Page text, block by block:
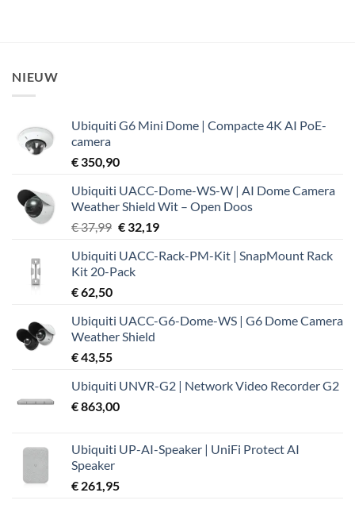
NIEUW
Ubiquiti G6 Mini Dome | Compacte 4K AI PoE-
camera
€ 350,90
Ubiquiti UACC-Dome-WS-W | AI Dome Camera
Weather Shield Wit – Open Doos
€37,99 Oorspronkelijke
was:
€ 37,99.
€32,19Huidige
is:
Ubiquiti UACC-Rack-PM-Kit | SnapMount Rack
Kit 20-Pack
€62,50
Ubiquiti UACC-G6-Dome-WS | G6 Dome Camera
Weather Shield
€43,55
Ubiquiti UNVR-G2 | Network Video Recorder G2
€863,00
Ubiquiti UP-AI-Speaker | UniFi Protect AI
Speaker
€ 261,95